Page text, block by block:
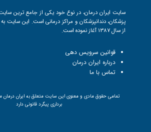
سایت ایران درمان، در نوع خود یکی از جامع ترین
پزشکان، دندانپزشکان و مراکز درمانی است. این سایت
از سال 1387 آغاز نموده است.
قوانین سرویس دهی
درباره ایران درمان
تماس با ما
تمامی حقوق مادی و معنوی این سایت متعلق به ایران درمان
برداری پیگرد قانونی دارد